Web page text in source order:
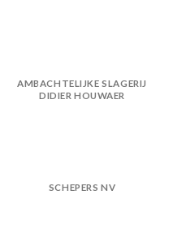
AMBACHTELIJKE SLAGERIJ
DIDIER HOUWAER
SCHEPERS NV